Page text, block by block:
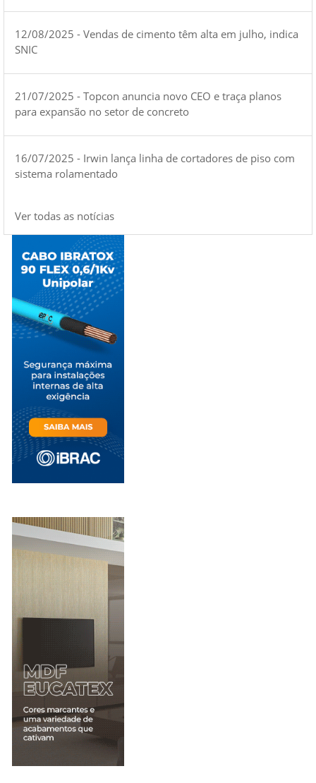
12/08/2025 - Vendas de cimento têm alta em julho, indica
SNIC
21/07/2025 - Topcon anuncia novo CEO e traça planos
para expansão no setor de concreto
16/07/2025 - Irwin lança linha de cortadores de piso com
sistema rolamentado
Ver todas as notícias